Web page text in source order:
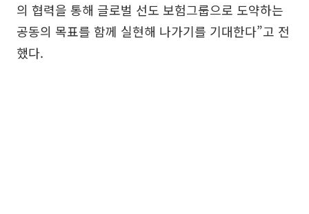
의 협력을 통해 글로벌 선도 보험그룹으로 도약하는
공동의 목표를 함께 실현해 나가기를 기대한다”고 전
했다.